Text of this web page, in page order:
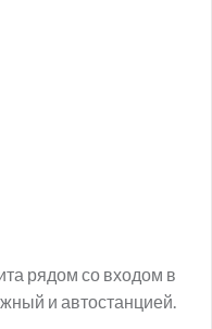
рядом со входом в
и автостанцией.